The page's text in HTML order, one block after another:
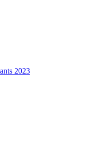
2023